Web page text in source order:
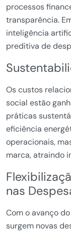
processos
transparência.
inteligência
preditiva de
Os custos
social estão
práticas
eficiência
operacionais,
marca, atraindo
nas
Com o avanço
surgem novas